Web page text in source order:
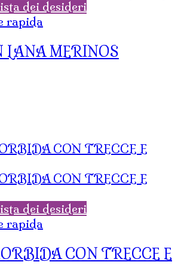
dei desideri
rapida
LANA MERINOS
dei desideri
rapida
CON TRECCE E